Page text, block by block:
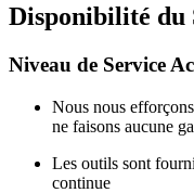
Disponibilité du
Niveau de Service
Nous nous
ne faisons aucune
Les outils sont
continue